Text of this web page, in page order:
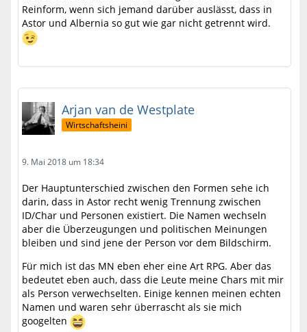
Reinform, wenn sich jemand darüber auslässt, dass in
Astor und Albernia so gut wie gar nicht getrennt wird.
Arjan van de Westplate
Wirtschaftsheini
9. Mai 2018 um 18:34
Der Hauptunterschied zwischen den Formen sehe ich
darin, dass in Astor recht wenig Trennung zwischen
ID/Char und Personen existiert. Die Namen wechseln
aber die Überzeugungen und politischen Meinungen
bleiben und sind jene der Person vor dem Bildschirm.
Für mich ist das MN eben eher eine Art RPG. Aber das
bedeutet eben auch, dass die Leute meine Chars mit mir
als Person verwechselten. Einige kennen meinen echten
Namen und waren sehr überrascht als sie mich
googelten